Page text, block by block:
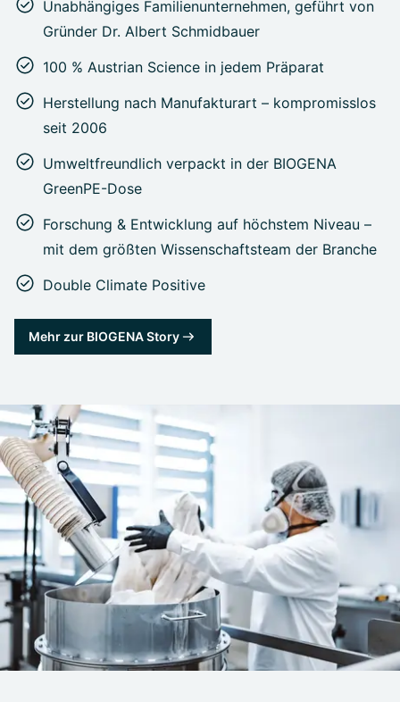
Unabhängiges Familienunternehmen, geführt von
Gründer Dr. Albert Schmidbauer
100 % Austrian Science in jedem Präparat
Herstellung nach Manufakturart – kompromisslos
seit 2006
Umweltfreundlich verpackt in der BIOGENA
GreenPE-Dose
Forschung & Entwicklung auf höchstem Niveau –
mit dem größten Wissenschaftsteam der Branche
Double Climate Positive
Mehr zur BIOGENA Story